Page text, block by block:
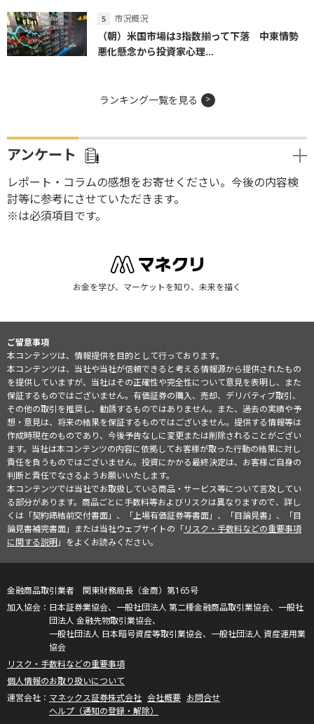
市況概況
（朝）米国市場は3指数揃って下落 中東情勢
悪化懸念から投資家心理...
ランキング一覧を見る
アンケート
レポート・コラムの感想をお寄せください。今後の内容検
討等に参考にさせていただきます。
※は必須項目です。
お金を学び、マーケットを知り、未来を描く
ご留意事項
本コンテンツは、情報提供を目的として行っております。
本コンテンツは、当社や当社が信頼できると考える情報源から提供されたもの
を提供していますが、当社はその正確性や完全性について意見を表明し、また
保証するものではございません。有価証券の購入、売却、デリバティブ取引、
その他の取引を推奨し、勧誘するものではありません。また、過去の実績や予
想・意見は、将来の結果を保証するものではございません。提供する情報等は
作成時現在のものであり、今後予告なしに変更または削除されることがござい
ます。当社は本コンテンツの内容に依拠してお客様が取った行動の結果に対し
責任を負うものではございません。投資にかかる最終決定は、お客様ご自身の
判断と責任でなさるようお願いいたします。
本コンテンツでは当社でお取扱している商品・サービス等について言及してい
る部分があります。商品ごとに手数料等およびリスクは異なりますので、詳し
くは「契約締結前交付書面」、「上場有価証券等書面」、「目論見書」、「目
論見書補完書面」または当社ウェブサイトの「リスク・手数料などの重要事項
に関する説明」をよくお読みください。
金融商品取引業者 関東財務局長（金商）第165号
日本証券業協会、一般社団法人 第二種金融商品取引業協会、一般社
団法人 金融先物取引業協会、
一般社団法人 日本暗号資産等取引業協会、一般社団法人 資産運用業
協会
リスク・手数料などの重要事項
個人情報のお取り扱いについて
マネックス証券株式会社 会社概要 お問合せ
ヘルプ（通知の登録・解除）